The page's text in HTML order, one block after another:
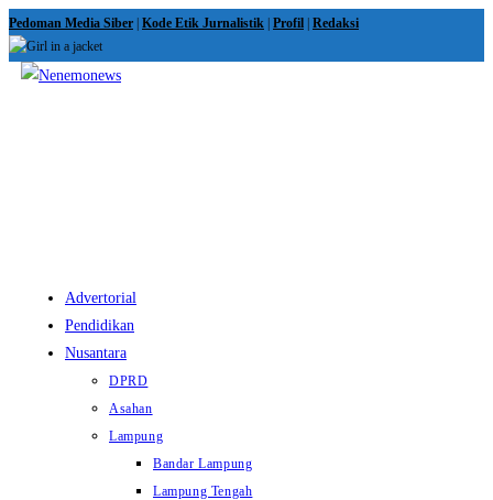
Skip
to
content
Pedoman Media Siber Kode Etik Jurnalistik Profil Redaksi
Advertorial
Pendidikan
Nusantara
DPRD
Asahan
Lampung
Bandar Lampung
Lampung Tengah